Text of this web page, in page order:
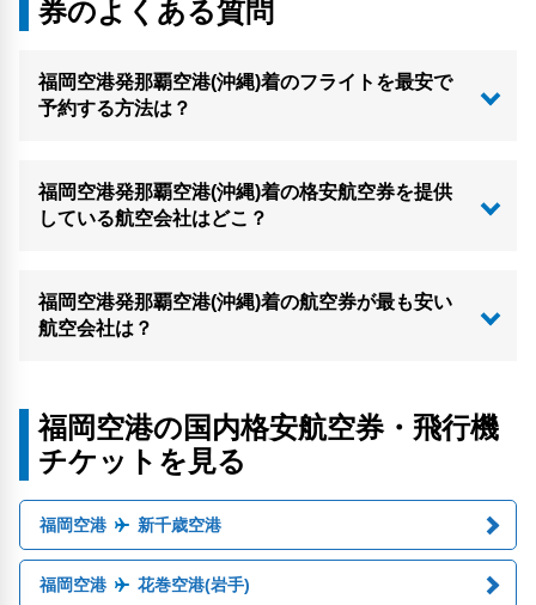
券のよくある質問
福岡空港発那覇空港(沖縄)着のフライトを最安で
予約する方法は？
福岡空港発那覇空港(沖縄)着の格安航空券を提供
している航空会社はどこ？
福岡空港発那覇空港(沖縄)着の航空券が最も安い
航空会社は？
福岡空港の国内格安航空券・飛行機
チケットを見る
福岡空港 新千歳空港
福岡空港 花巻空港(岩手)